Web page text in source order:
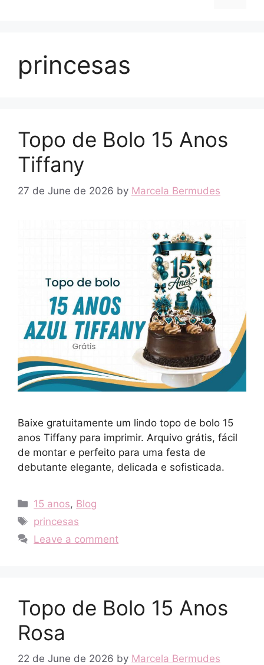
princesas
Topo de Bolo 15 Anos
Tiffany
27 de June de 2026 by Marcela Bermudes
Baixe gratuitamente um lindo topo de bolo 15
anos Tiffany para imprimir. Arquivo grátis, fácil
de montar e perfeito para uma festa de
debutante elegante, delicada e sofisticada.
Categories
15 anos, Blog
Tags
princesas
Leave a comment
Topo de Bolo 15 Anos
Rosa
22 de June de 2026 by Marcela Bermudes